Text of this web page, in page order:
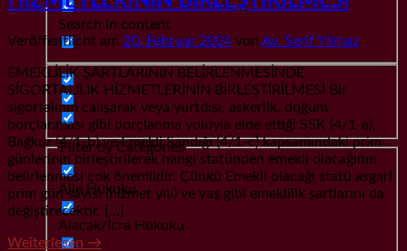
Search in content
Filter by Categories
Aile Hukuku
Alacak/İcra Hukuku
Veröffentlicht am 20. Februar 2024 von Av. Serif Yilmaz
EMEKLİLİK ŞARTLARININ BELİRLENMESİNDE
SİGORTALILIK HİZMETLERİNİN BİRLEŞTİRİLMESİ Bir
sigortalının çalışarak veya yurtdışı, askerlik, doğum
borçlanması gibi borçlanma yoluyla elde ettiği SSK (4/1-a),
Bağkur (4/1-b) ve Emekli Sandığı (4/1-c) kapsamındaki prim
günlerinin birleştirilerek hangi statünden emekli olacağının
belirlenmesi çok önemlidir. Çünkü Emekli olacağı statü asgari
prim gün sayısı (hizmet yılı) ve yaş gibi emeklilik şartlarını da
değiştirecektir. […]
Weiterlesen →